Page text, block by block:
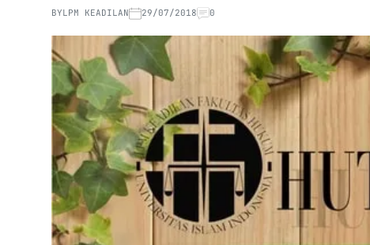
BYLPM KEADILAN 29/07/2018 0